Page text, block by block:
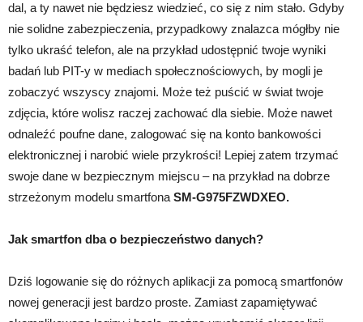
dal, a ty nawet nie będziesz wiedzieć, co się z nim stało. Gdyby
nie solidne zabezpieczenia, przypadkowy znalazca mógłby nie
tylko ukraść telefon, ale na przykład udostępnić twoje wyniki
badań lub PIT-y w mediach społecznościowych, by mogli je
zobaczyć wszyscy znajomi. Może też puścić w świat twoje
zdjęcia, które wolisz raczej zachować dla siebie. Może nawet
odnaleźć poufne dane, zalogować się na konto bankowości
elektronicznej i narobić wiele przykrości! Lepiej zatem trzymać
swoje dane w bezpiecznym miejscu – na przykład na dobrze
strzeżonym modelu smartfona SM-G975FZWDXEO.
Jak smartfon dba o bezpieczeństwo danych?
Dziś logowanie się do różnych aplikacji za pomocą smartfonów
nowej generacji jest bardzo proste. Zamiast zapamiętywać